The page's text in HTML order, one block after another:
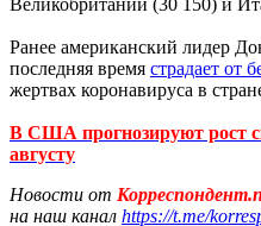
Ранее американский лидер
последняя время страдает от
жертвах коронавируса в
В США прогнозируют рост
августу
Новости от
на наш канал https://t.me/